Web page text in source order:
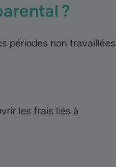
?
périodes non travaillées
les frais liés à